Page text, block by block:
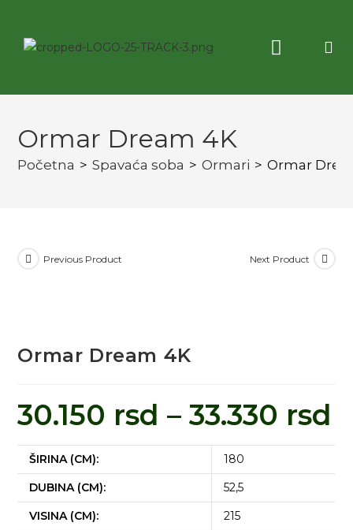
Ormar Dream 4K
Početna > Spavaća soba > Ormari > Ormar
Previous Product Next Product
Ormar Dream 4K
30.150 rsd – 33.330 rsd
ŠIRINA (CM):
180
DUBINA (CM):
52,5
VISINA (CM):
215